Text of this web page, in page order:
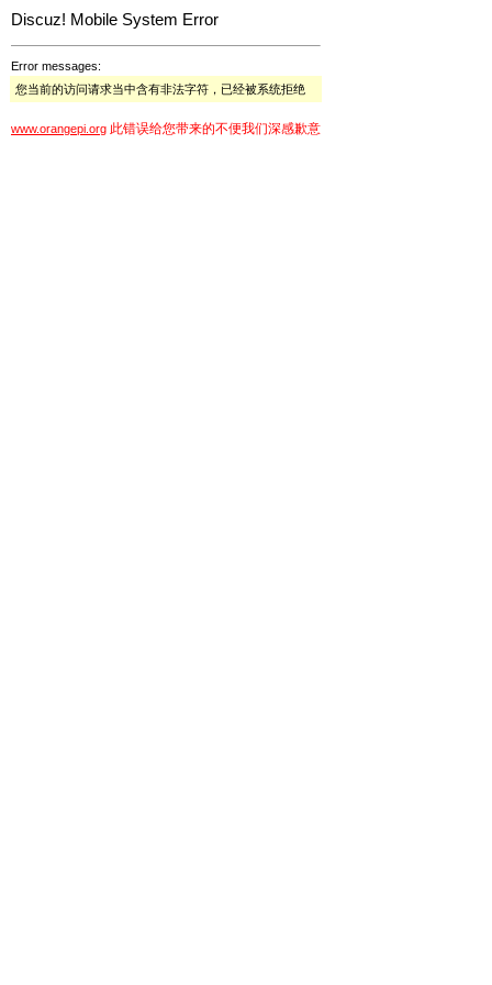
Discuz! Mobile System Error
Error messages:
您当前的访问请求当中含有非法字符，已经被系统拒绝
www.orangepi.org 此错误给您带来的不便我们深感歉意